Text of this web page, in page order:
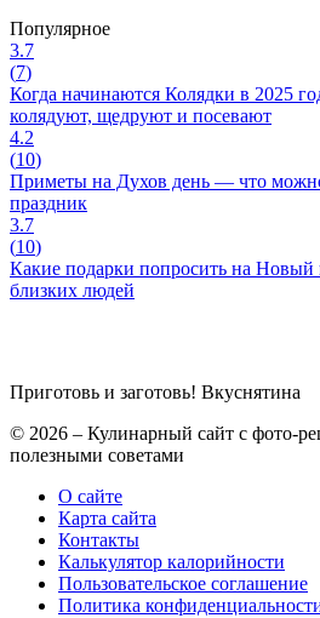
Популярное
3.7
(7)
Когда начинаются Колядки в 2025
колядуют, щедруют и посевают
4.2
(10)
Приметы на Духов день — что можно
праздник
3.7
(10)
Какие подарки попросить на Новый
близких людей
Приготовь и заготовь! Вкуснятина
© 2026 – Кулинарный сайт с фото-
полезными советами
О сайте
Карта сайта
Контакты
Калькулятор калорийности
Пользовательское соглашение
Политика